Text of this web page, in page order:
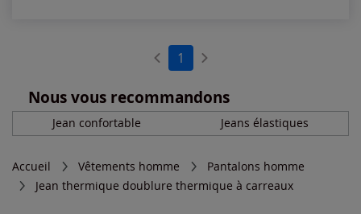
1
Nous vous recommandons
Jean confortable Jeans élastiques
Accueil Vêtements homme
Pantalons homme
Jean thermique doublure thermique à carreaux